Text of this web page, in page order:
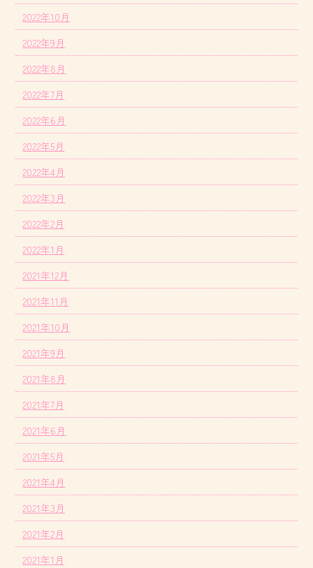
2022年10月
2022年9月
2022年8月
2022年7月
2022年6月
2022年5月
2022年4月
2022年3月
2022年2月
2022年1月
2021年12月
2021年11月
2021年10月
2021年9月
2021年8月
2021年7月
2021年6月
2021年5月
2021年4月
2021年3月
2021年2月
2021年1月